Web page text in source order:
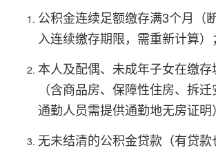
公积金连续足额缴存满3个月（
入连续缴存期限，需重新计算）；
本人及配偶、未成年子女在缴
（含商品房、保障性住房、拆
通勤人员需提供通勤地无房证明
无未结清的公积金贷款（有贷